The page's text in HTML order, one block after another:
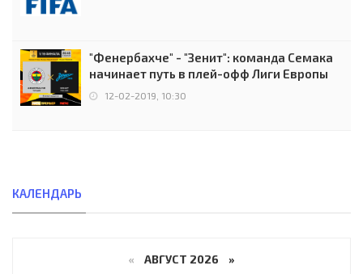
"Фенербахче" - "Зенит": команда Семака
начинает путь в плей-офф Лиги Европы
12-02-2019, 10:30
КАЛЕНДАРЬ
« АВГУСТ 2026 »